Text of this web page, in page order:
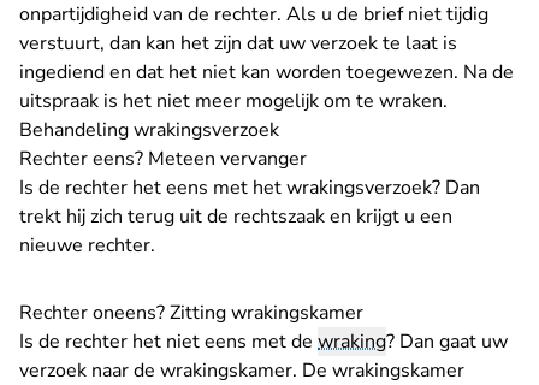
onpartijdigheid van de rechter. Als u de brief niet tijdig
verstuurt, dan kan het zijn dat uw verzoek te laat is
ingediend en dat het niet kan worden toegewezen. Na de
uitspraak is het niet meer mogelijk om te wraken.
Behandeling wrakingsverzoek
Rechter eens? Meteen vervanger
Is de rechter het eens met het wrakingsverzoek? Dan
trekt hij zich terug uit de rechtszaak en krijgt u een
nieuwe rechter.
Rechter oneens? Zitting wrakingskamer
Is de rechter het niet eens met de wraking? Dan gaat uw
verzoek naar de wrakingskamer. De wrakingskamer